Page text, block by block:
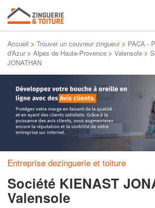
Accueil > Trouver un couvreur zingueur > PACA -
d'Azur > Alpes de Haute-Provence > Valensole >
JONATHAN
Entreprise dezinguerie et toiture
Société KIENAST
Valensole